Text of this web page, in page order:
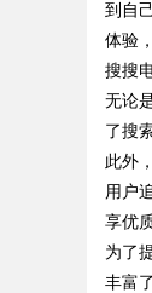
uz
到自
体验
搜搜
无论
了搜
此外
用户
享优
为了
丰富